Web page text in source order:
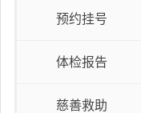
预约挂号
体检报告
慈善救助